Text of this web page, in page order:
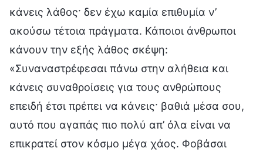
κάνεις λάθος· δεν έχω καμία επιθυμία ν’
ακούσω τέτοια πράγματα. Κάποιοι άνθρωποι
κάνουν την εξής λάθος σκέψη:
«Συναναστρέφεσαι πάνω στην αλήθεια και
κάνεις συναθροίσεις για τους ανθρώπους
επειδή έτσι πρέπει να κάνεις· βαθιά μέσα σου,
αυτό που αγαπάς πιο πολύ απ’ όλα είναι να
επικρατεί στον κόσμο μέγα χάος. Φοβάσαι